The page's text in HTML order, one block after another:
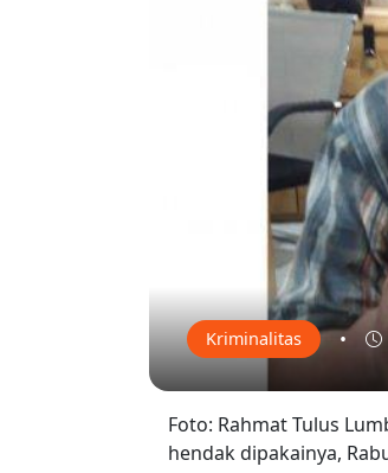
Kriminalitas •
Foto: Rahmat Tulus
hendak dipakainya,